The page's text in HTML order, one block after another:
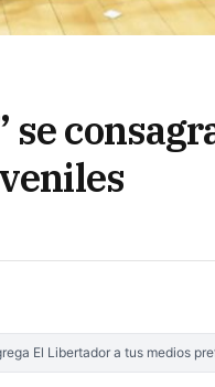
se
El Libertador a tus medios